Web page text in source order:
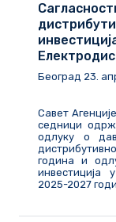
Београд 23.
Савет
седници
одлуку о
година и
инвестиција
2025-2027